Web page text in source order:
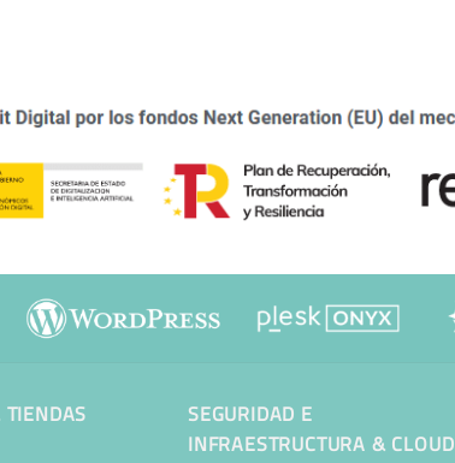
SEGURIDAD E
INFRAESTRUCTURA & CLOUD